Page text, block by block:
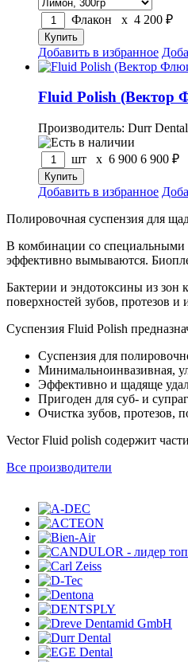
Флакон x 4 200 ₽
Добавить в избранное
Fluid Polish (Вектор
Производитель: Durr Dental
шт x 6 900 6 900 ₽
Добавить в избранное
Полировочная суспензия для
В комбинации со специальными
эффективно вымываются.
Бактерии и эндотоксины из зон
поверхностей зубов, протезов
Суспензия Fluid Polish
Суспензия для
Минимальноинвазивная,
Эффективно и щадяще
Пригоден для суб- и
Очистка зубов, протезов,
Vector Fluid polish содержит
Все производители